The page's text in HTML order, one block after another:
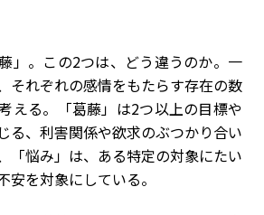
」。この2つは、どう違うのか。一
それぞれの感情をもたらす存在の数
える。「葛藤」は2つ以上の目標や
る、利害関係や欲求のぶつかり合い
「悩み」は、ある特定の対象にたい
安を対象にしている。